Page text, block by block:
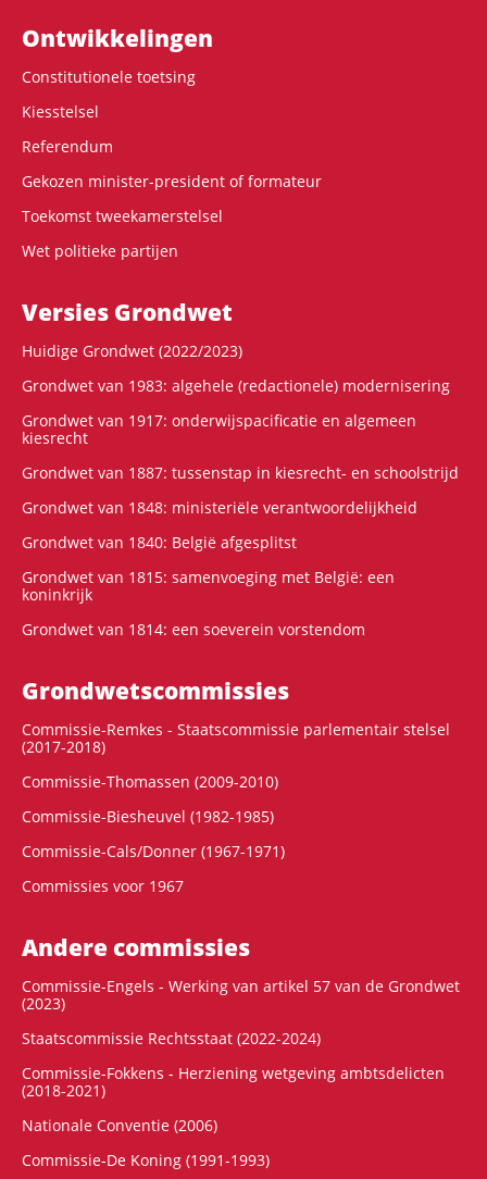
Ontwikke­lingen
Constitutionele toetsing
Kiesstelsel
Referendum
Gekozen minister-president of formateur
Toekomst tweekamerstelsel
Wet politieke partijen
Versies Grondwet
Huidige Grondwet (2022/2023)
Grondwet van 1983: algehele (redactionele) modernisering
Grondwet van 1917: onderwijspacificatie en algemeen
kiesrecht
Grondwet van 1887: tussenstap in kiesrecht- en schoolstrijd
Grondwet van 1848: ministeriële verantwoordelijkheid
Grondwet van 1840: België afgesplitst
Grondwet van 1815: samenvoeging met België: een
koninkrijk
Grondwet van 1814: een soeverein vorstendom
Grondwets­commissies
Commissie-Remkes - Staatscommissie parlementair stelsel
(2017-2018)
Commissie-Thomassen (2009-2010)
Commissie-Biesheuvel (1982-1985)
Commissie-Cals/Donner (1967-1971)
Commissies voor 1967
Andere commissies
Commissie-Engels - Werking van artikel 57 van de Grondwet
(2023)
Staatscommissie Rechtsstaat (2022-2024)
Commissie-Fokkens - Herziening wetgeving ambtsdelicten
(2018-2021)
Nationale Conventie (2006)
Commissie-De Koning (1991-1993)